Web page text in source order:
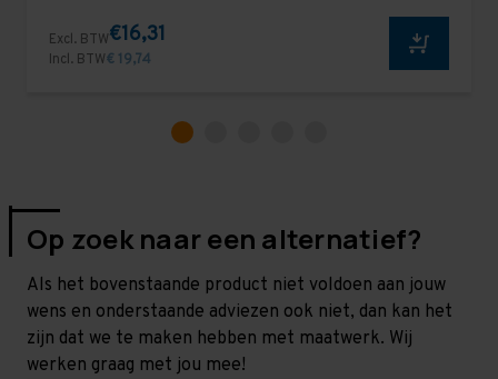
Excl. BTW€16,31
Incl. BTW€ 19,74
Op zoek naar een alternatief?
Als het bovenstaande product niet voldoen aan jouw
wens en onderstaande adviezen ook niet, dan kan het
zijn dat we te maken hebben met maatwerk. Wij
werken graag met jou mee!